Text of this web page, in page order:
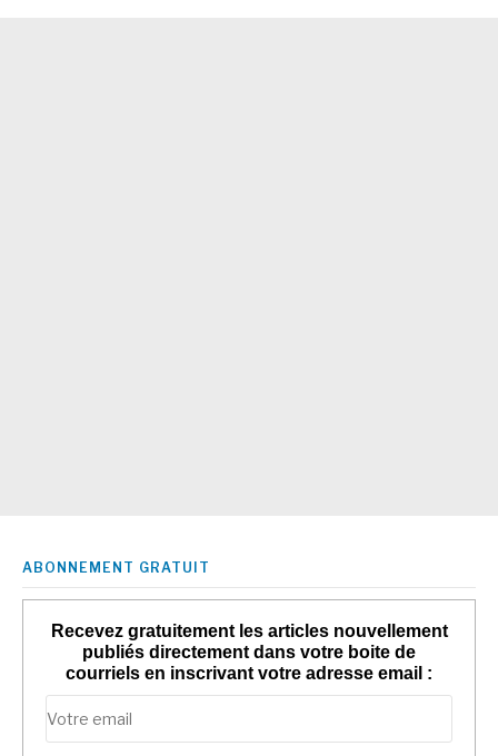
ABONNEMENT GRATUIT
Recevez gratuitement les articles nouvellement
publiés directement dans votre boite de
courriels en inscrivant votre adresse email :